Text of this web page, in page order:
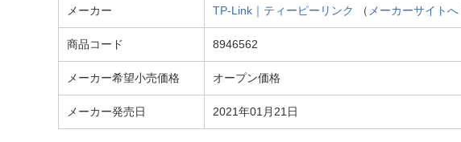
メーカー TP-Link｜ティーピーリンク （ メーカーサイトへ
商品コード 8946562
メーカー希望小売価格 オープン価格
メーカー発売日 2021年01月21日